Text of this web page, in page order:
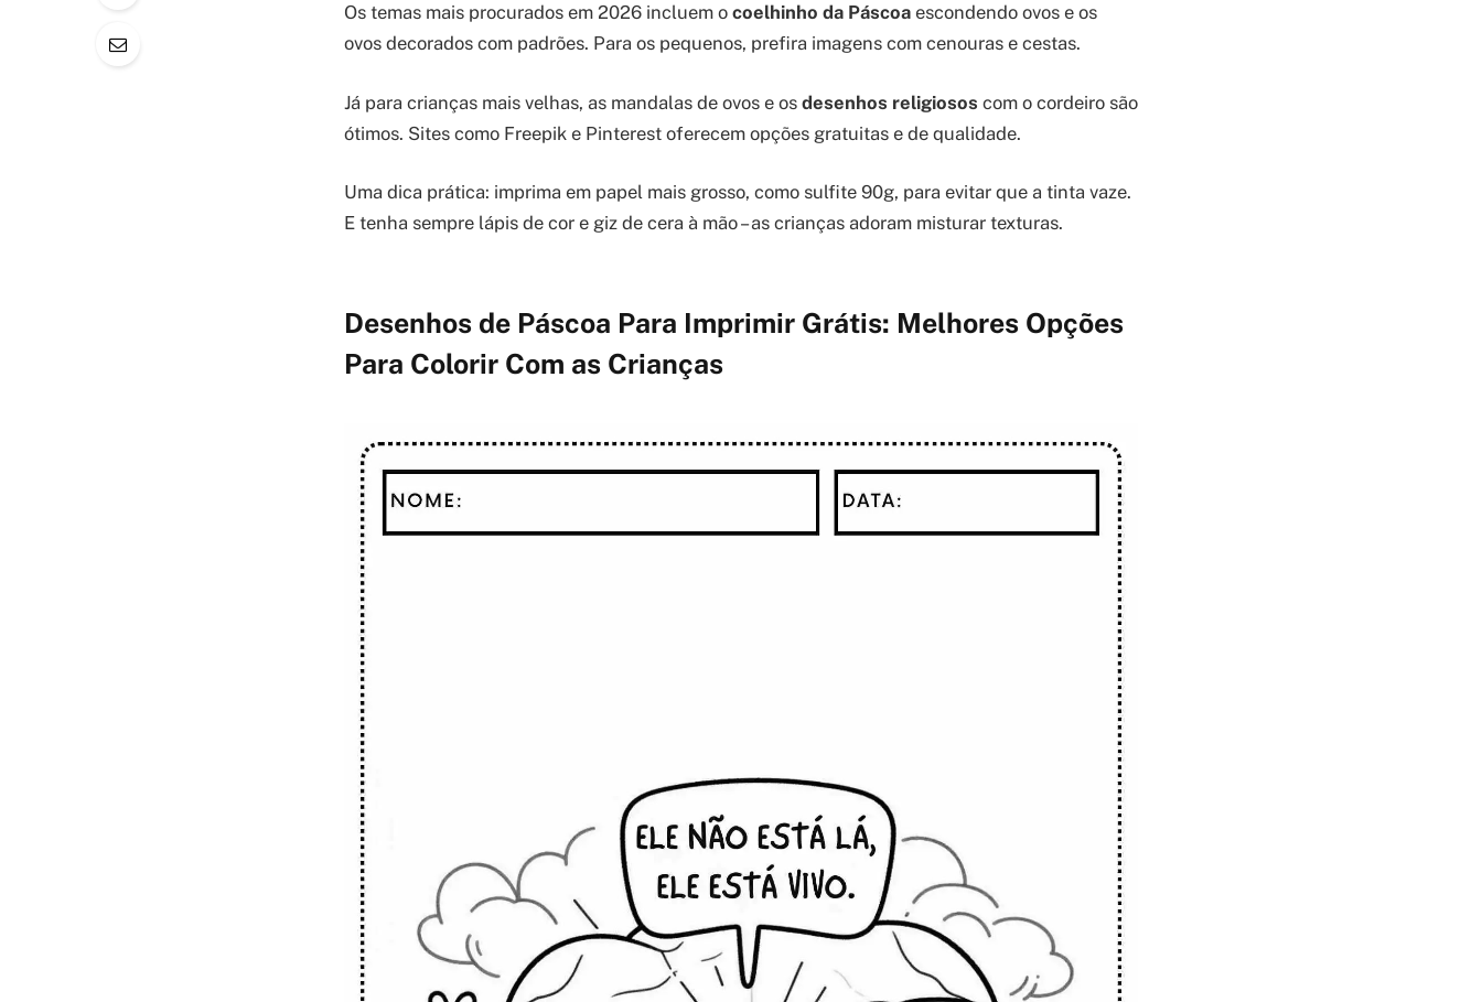
Os temas mais procurados em 2026 incluem o coelhinho da Páscoa escondendo ovos e os
ovos decorados com padrões. Para os pequenos, prefira imagens com cenouras e cestas.
Já para crianças mais velhas, as mandalas de ovos e os desenhos religiosos com o cordeiro são
ótimos. Sites como Freepik e Pinterest oferecem opções gratuitas e de qualidade.
Uma dica prática: imprima em papel mais grosso, como sulfite 90g, para evitar que a tinta vaze.
E tenha sempre lápis de cor e giz de cera à mão – as crianças adoram misturar texturas.
Desenhos de Páscoa Para Imprimir Grátis: Melhores Opções
Para Colorir Com as Crianças